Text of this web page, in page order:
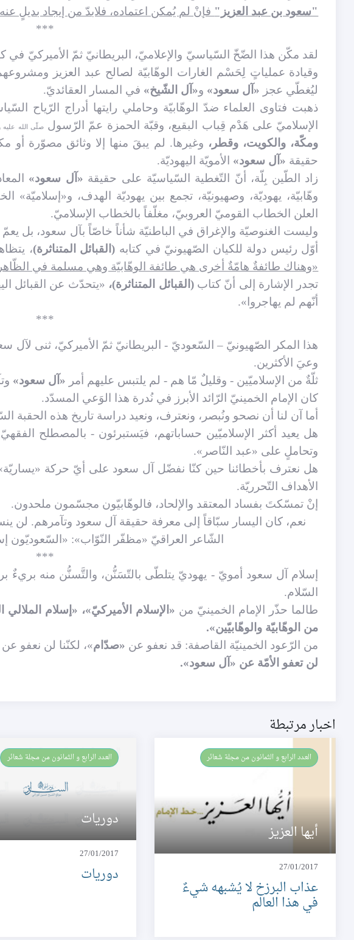
"سعود بن عبد العزيز" فإنْ لم يُمكن اعتماده، فلابدّ من إيجاد بديلٍ
***
لقد مكّن هذا الضّخّ السّياسيّ والإعلاميّ، البريطانيّ ثمّ الأميركيّ في
وقيادة عملياتٍ لِحَسْم الغارات الوهّابيّة لصالح عبد العزيز
ليُغطّي عجز «آل سعود» و«آل الشّيخ» في المسار العقائديّ.
ذهبت فتاوى العلماء ضدّ الوهّابيّة وحاملي رايتها أدراج الرّياح
الإسلاميّ على هَدْم قِباب البقيع، وقبّة الحمزة عمّ الرّسولصلّى الله عليه
ومكّة، والكويت، وقطر، وغيرها. لم يبقَ منها إلا وثائق مصوّرة
حقيقة «آل سعود» الأمويّة اليهوديّة.
زاد الطّين بِلّة، أنّ التّغطية السّياسيّة على حقيقة «آل سعود»
وهّابيّة، يهوديّة، وصهيونيّة، تجمع بين يهوديّة الهدف، و«إسلاميّة»
العلن الخطاب القوميّ العروبيّ، مغلّفاً بالخطاب الإسلاميّ.
وليست الغنوصيّة والإغراق في الباطنيّة شأناً خاصّاً بآل سعود، بل
أوّل رئيس دولة للكيان الصّهيونيّ في كتابه (القبائل المتناثرة)،
«وهناك طائفةٌ هامّةٌ أخرى هي طائفة الوهّابيّة وهي مسلمة في الظّاهر،
تجدر الإشارة إلى أنّ كتاب(القبائل المتناثرة)، «يتحدّث عن القبائل
أنّهم لم يهاجروا».
***
هذا المكر الصّهيونيّ – السّعوديّ - البريطانيّ ثمّ الأميركيّ، ثنى
وعيَ الأكثرين.
ثلّةٌ من الإسلاميّين - وقليلٌ مّا هم - لم يلتبس عليهم أمر «آل سعود»
كان الإمام الخمينيّ الرّائد الأبرز في نُدرة هذا الوَعي المسدّد.
أما آن لنا أن نصحو ونُبصر، ونعترف، ونعيد دراسة تاريخ هذه الحقبة
هل يعيد أكثر الإسلاميّين حساباتهم، فيَستبرئون - بالمصطلح
وتحاملٍ على «عبد النّاصر».
هل نعترف بأخطائنا حين كنّا نفضّل آل سعود على أيّ حركة
الأهداف التّحرريّة.
إنْ تمسّكتَ بفساد المعتقد والإلحاد، فالوهّابيّون مجسّمون ملحدون.
نعم، كان اليسار سبّاقاً إلى معرفة حقيقة آل سعود وتآمرهم. لن
الشّاعر العراقيّ «مظفّر النّوّاب»: «السّعوديّون
***
إسلام آل سعود أمويّ - يهوديّ يتلطّى بالتّسَنُّن، والتَّسنُّن منه بريءٌ
السّلام.
طالما حذّر الإمام الخمينيّ من «الإسلام الأميركيّ»، «إسلام الملالي
من الوهّابيّة والوهّابيّين».
من الرّعود الخمينيّة القاصفة: قد نعفو عن «صدّام»، لكنّنا لن نعفو عن
لن تعفو الأمّة عن «آل سعود».
اخبار مرتبطة
العـدد الرابع و الثمانون من مجلة شعائر
أيها العزيز
27/01/2017
عذاب البرزخ لا يُشبهه شيءٌ
في هذا العالم
العـدد الرابع و الثمانون من مجلة شعائر
دوريات
27/01/2017
دوريات